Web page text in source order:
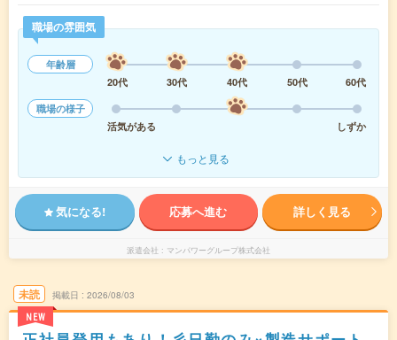
職場の雰囲気
年齢層
20代
30代 40代 50代
60代
職場の様子
活気がある
しずか
もっと見る
気になる! 応募へ進む 詳しく見る
派遣会社 マンパワーグループ株式会社
未読
NEW
掲載日 2026/08/03